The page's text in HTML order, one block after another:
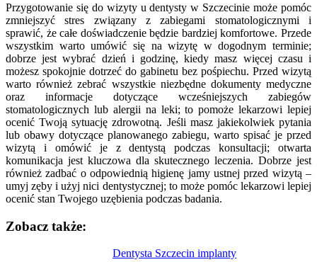
Przygotowanie się do wizyty u dentysty w Szczecinie może pomóc
zmniejszyć stres związany z zabiegami stomatologicznymi i
sprawić, że całe doświadczenie będzie bardziej komfortowe. Przede
wszystkim warto umówić się na wizytę w dogodnym terminie;
dobrze jest wybrać dzień i godzinę, kiedy masz więcej czasu i
możesz spokojnie dotrzeć do gabinetu bez pośpiechu. Przed wizytą
warto również zebrać wszystkie niezbędne dokumenty medyczne
oraz informacje dotyczące wcześniejszych zabiegów
stomatologicznych lub alergii na leki; to pomoże lekarzowi lepiej
ocenić Twoją sytuację zdrowotną. Jeśli masz jakiekolwiek pytania
lub obawy dotyczące planowanego zabiegu, warto spisać je przed
wizytą i omówić je z dentystą podczas konsultacji; otwarta
komunikacja jest kluczowa dla skutecznego leczenia. Dobrze jest
również zadbać o odpowiednią higienę jamy ustnej przed wizytą –
umyj zęby i użyj nici dentystycznej; to może pomóc lekarzowi lepiej
ocenić stan Twojego uzębienia podczas badania.
Zobacz także:
Dentysta Szczecin implanty